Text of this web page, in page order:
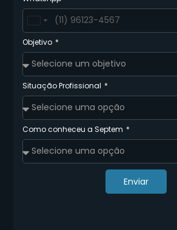
Brazil
+55
Objetivo
Situação Profissional
Como conheceu a Septem
Enviar